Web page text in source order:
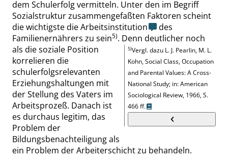
dem Schulerfolg vermitteln. Unter den im Begriff
Sozialstruktur zusammengefaßten Faktoren scheint
die wichtigste die Arbeitsinstitution
des
Familienernährers zu sein5)
5)Vergl. dazu L. J. Pearlin, M. L.
Kohn,Social Class, Occupation
and Parental Values: A Cross-
National Study; in: American
Sociological Review, 1966,S.
466 ff.
. Denn deutlicher noch
als die soziale Position
korrelieren die
schulerfolgsrelevanten
Erziehungshaltungen mit
der Stellung des Vaters im
Arbeitsprozeß. Danach ist
es durchaus legitim, das
Problem der
Bildungsbenachteiligung als
ein Problem derArbeiterschichtzu behandeln.